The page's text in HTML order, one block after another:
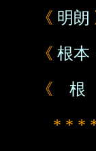
《 明朗
《 根本
《 根
* * *